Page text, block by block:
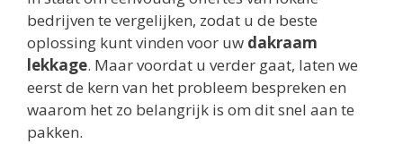
bedrijven te vergelijken, zodat u de beste
oplossing kunt vinden voor uw dakraam
lekkage. Maar voordat u verder gaat, laten we
eerst de kern van het probleem bespreken en
waarom het zo belangrijk is om dit snel aan te
pakken.